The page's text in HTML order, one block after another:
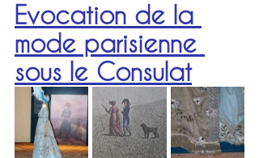
Evocation de la
mode parisienne
sous le Consulat